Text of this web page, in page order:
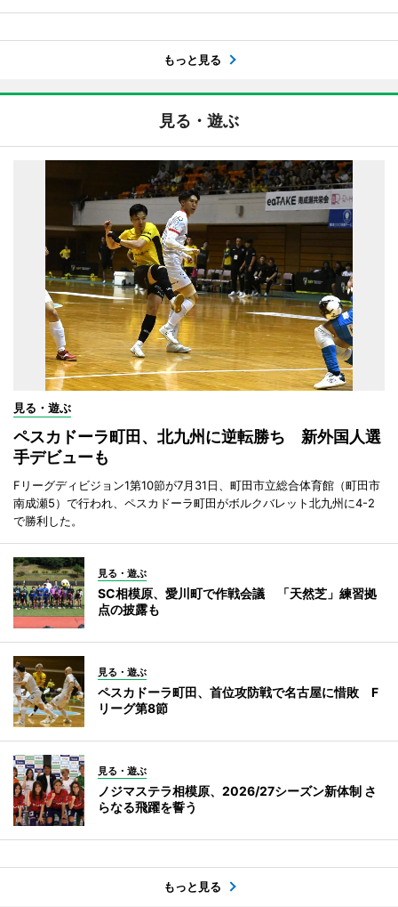
もっと見る
見る・遊ぶ
見る・遊ぶ
ペスカドーラ町田、北九州に逆転勝ち 新外国人選
手デビューも
Fリーグディビジョン1第10節が7月31日、町田市立総合体育館（町田市
南成瀬5）で行われ、ペスカドーラ町田がボルクバレット北九州に4-2
で勝利した。
見る・遊ぶ
SC相模原、愛川町で作戦会議 「天然芝」練習拠
点の披露も
見る・遊ぶ
ペスカドーラ町田、首位攻防戦で名古屋に惜敗 F
リーグ第8節
見る・遊ぶ
ノジマステラ相模原、2026/27シーズン新体制 さ
らなる飛躍を誓う
もっと見る